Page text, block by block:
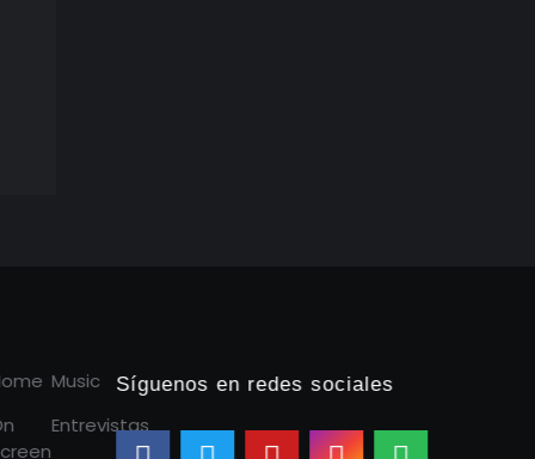
Music
Entrevistas
Síguenos en redes sociales